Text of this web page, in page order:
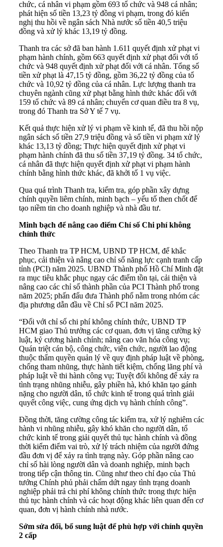
chức, cá nhân vi phạm gồm 693 tổ chức và 948 cá nhân;
phát hiện số tiền 13,23 tỷ đồng vi phạm, trong đó kiến
nghị thu hồi về ngân sách Nhà nước số tiền 40,5 triệu
đồng và xử lý khác 13,19 tỷ đồng.
Thanh tra các sở đã ban hành 1.611 quyết định xử phạt vi
phạm hành chính, gồm 663 quyết định xử phạt đối với tổ
chức và 948 quyết định xử phạt đối với cá nhân. Tổng số
tiền xử phạt là 47,15 tỷ đồng, gồm 36,22 tỷ đồng của tổ
chức và 10,92 tỷ đồng của cá nhân. Lực lượng thanh tra
chuyên ngành cũng xử phạt bằng hình thức khác đối với
159 tổ chức và 89 cá nhân; chuyển cơ quan điều tra 8 vụ,
trong đó Thanh tra Sở Y tế 7 vụ.
Kết quả thực hiện xử lý vi phạm về kinh tế, đã thu hồi nộp
ngân sách số tiền 27,9 triệu đồng và số tiền vi phạm xử lý
khác 13,13 tỷ đồng; Thực hiện quyết định xử phạt vi
phạm hành chính đã thu số tiền 37,19 tỷ đồng. 34 tổ chức,
cá nhân đã thực hiện quyết định xử phạt vi phạm hành
chính bằng hình thức khác, đã khởi tố 1 vụ việc.
Qua quá trình Thanh tra, kiểm tra, góp phần xây dựng
chính quyền liêm chính, minh bạch – yếu tố then chốt để
tạo niềm tin cho doanh nghiệp và nhà đầu tư.
Minh bạch để nâng cao điểm Chỉ số Chi phí không
chính thức
Theo Thanh tra TP HCM, UBND TP HCM, để khắc
phục, cải thiện và nâng cao chỉ số năng lực cạnh tranh cấp
tỉnh (PCI) năm 2025. UBND Thành phố Hồ Chí Minh đặt
ra mục tiêu khắc phục ngay các điểm tồn tại, cải thiện và
nâng cao các chỉ số thành phần của PCI Thành phố trong
năm 2025; phấn đấu đưa Thành phố nằm trong nhóm các
địa phương dẫn đầu về Chỉ số PCI năm 2025.
“Đối với chỉ số chi phí không chính thức, UBND TP
HCM giao Thủ trưởng các cơ quan, đơn vị tăng cường kỷ
luật, kỷ cương hành chính; nâng cao văn hóa công vụ;
Quán triệt cán bộ, công chức, viên chức, người lao động
thuộc thẩm quyền quản lý về quy định pháp luật về phòng,
chống tham nhũng, thực hành tiết kiệm, chống lãng phí và
pháp luật về thi hành công vụ; Tuyệt đối không để xảy ra
tình trạng nhũng nhiễu, gây phiền hà, khó khăn tạo gánh
nặng cho người dân, tổ chức kinh tế trong quá trình giải
quyết công việc, cung ứng dịch vụ hành chính công”.
Đồng thời, tăng cường công tác kiểm tra, xử lý nghiêm các
hành vi nhũng nhiễu, gây khó khăn cho người dân, tổ
chức kinh tế trong giải quyết thủ tục hành chính và đồng
thời kiểm điểm vai trò, xử lý trách nhiệm của người đứng
đầu đơn vị để xảy ra tình trạng này. Góp phần nâng cao
chỉ số hài lòng người dân và doanh nghiệp, minh bạch
trong tiếp cận thông tin. Cũng như theo chỉ đạo của Thủ
tướng Chính phủ phải chấm dứt ngay tình trạng doanh
nghiệp phải trả chi phí không chính thức trong thực hiện
thủ tục hành chính và các hoạt động khác liên quan đến cơ
quan, đơn vị hành chính nhà nước.
Sớm sửa đổi, bổ sung luật để phù hợp với chính quyền
2 cấp